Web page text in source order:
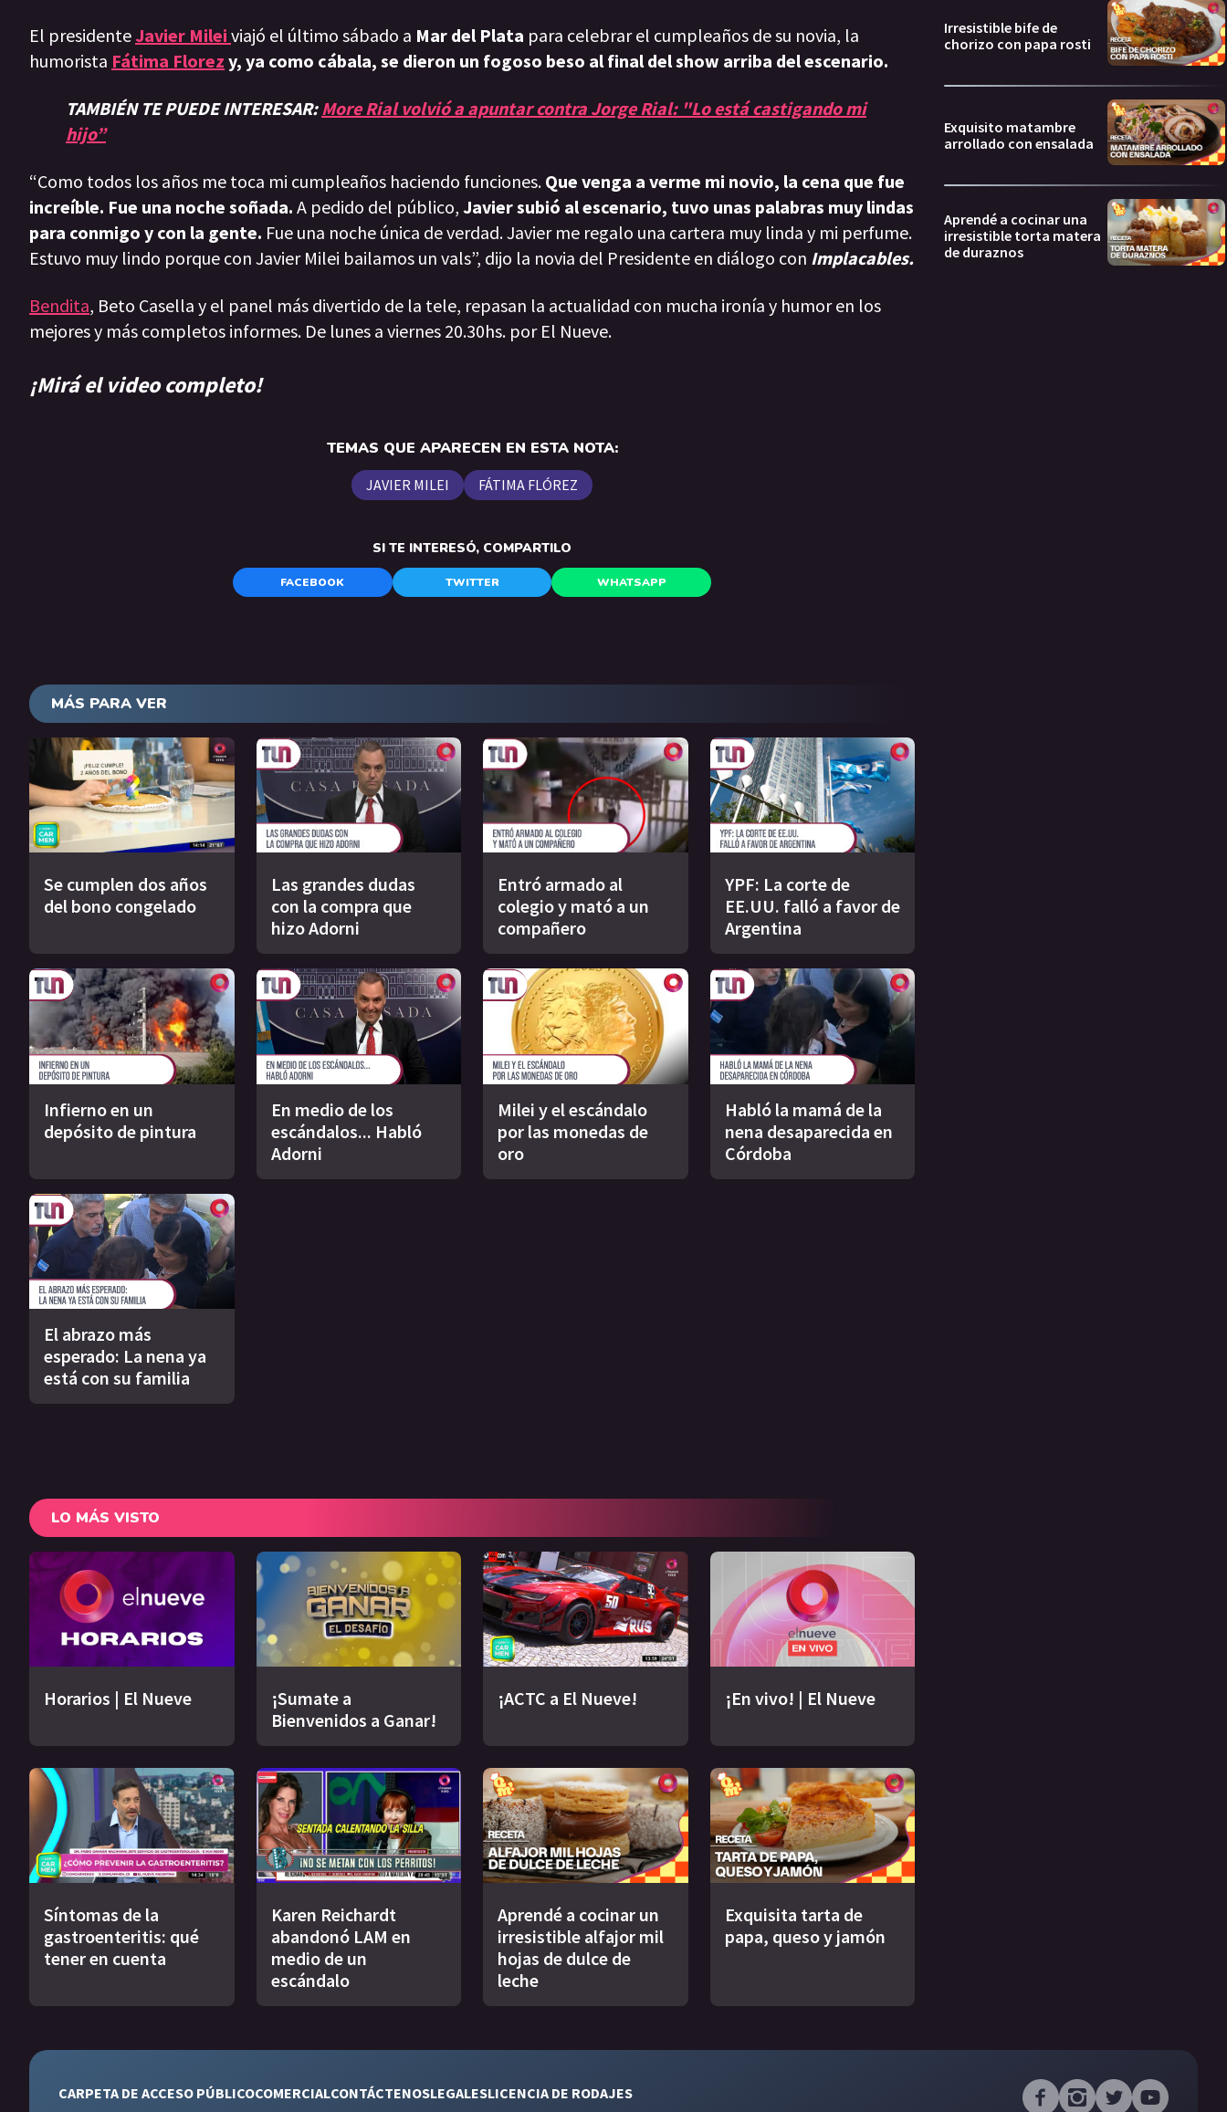
El presidenteJavier Milei viajó el último sábado a Mar del Plata para celebrar el cumpleaños de su novia, la
humorista Fátima Florez y, ya como cábala, se dieron un fogoso beso al final del show arriba del escenario.
TAMBIÉN TE PUEDE INTERESAR:More Rial volvió a apuntar contra Jorge Rial: "Lo está castigando mi
hijo”
“Como todos los años me toca mi cumpleaños haciendo funciones. Que venga a verme mi novio, la cena que fue
increíble. Fue una noche soñada. A pedido del público, Javier subió al escenario, tuvo unas palabras muy lindas
para conmigo y con la gente. Fue una noche única de verdad. Javier me regalo una cartera muy linda y mi perfume.
Estuvo muy lindo porque con Javier Milei bailamos un vals”, dijo la novia del Presidente en diálogo con Implacables.
Bendita, Beto Casella y el panel más divertido de la tele, repasan la actualidad con mucha ironía y humor en los
mejores y más completos informes. De lunes a viernes 20.30hs. por El Nueve.
¡Mirá el video completo!
TEMAS QUE APARECEN EN ESTA NOTA:
JAVIER MILEI FÁTIMA FLÓREZ
SI TE INTERESÓ, COMPARTILO
FACEBOOK TWITTER WHATSAPP
MÁS PARA VER
Se cumplen dos años
del bono congelado
Las grandes dudas
con la compra que
hizo Adorni
Entró armado al
colegio y mató a un
compañero
YPF: La corte de
EE.UU. falló a favor de
Argentina
Infierno en un
depósito de pintura
En medio de los
escándalos... Habló
Adorni
Milei y el escándalo
por las monedas de
oro
Habló la mamá de la
nena desaparecida en
Córdoba
El abrazo más
esperado: La nena ya
está con su familia
LO MÁS VISTO
Horarios | El Nueve
¡Sumate a
Bienvenidos a Ganar!
¡ACTC a El Nueve! ¡En vivo! | El Nueve
Síntomas de la
gastroenteritis: qué
tener en cuenta
Karen Reichardt
abandonó LAM en
medio de un
escándalo
Aprendé a cocinar un
irresistible alfajor mil
hojas de dulce de
leche
Exquisita tarta de
papa, queso y jamón
Irresistible bife de
chorizo con papa rosti
Exquisito matambre
arrollado con ensalada
Aprendé a cocinar una
irresistible torta matera
de duraznos
CARPETA DE ACCESO PÚBLICOCOMERCIALCONTÁCTENOSLEGALESLICENCIA DE RODAJES